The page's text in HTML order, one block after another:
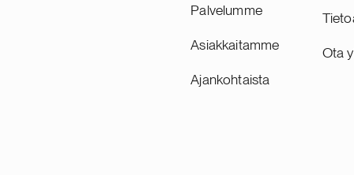
Palvelumme
Asiakkaitamme
Ajankohtaista
Ota